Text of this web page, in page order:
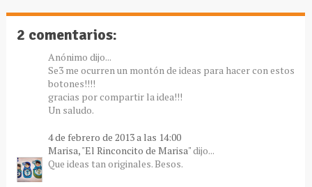
2 comentarios:
Anónimo dijo...
Se3 me ocurren un montón de ideas para hacer con estos
botones!!!!
gracias por compartir la idea!!!
Un saludo.
4 de febrero de 2013 a las 14:00
Marisa, "El Rinconcito de Marisa"dijo...
Que ideas tan originales. Besos.